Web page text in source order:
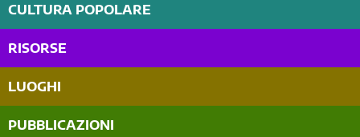
CULTURA POPOLARE
RISORSE
LUOGHI
PUBBLICAZIONI